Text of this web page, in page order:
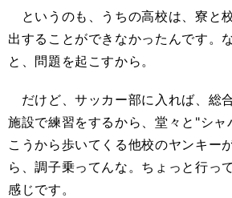
というのも、うちの高校は、寮と
出することができなかったんです。
と、問題を起こすから。
だけど、サッカー部に入れば、総
施設で練習をするから、堂々と"シャ
こうから歩いてくる他校のヤンキー
ら、調子乗ってんな。ちょっと行っ
感じです。